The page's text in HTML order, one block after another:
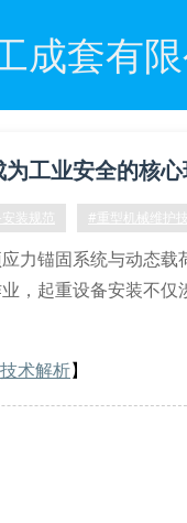
成套有
工业安全的核心
装规范 #重型机械维护
力锚固系统与动态载
，起重设备安装不
机设计规范》要求，
起重机安装过程中
术解析】